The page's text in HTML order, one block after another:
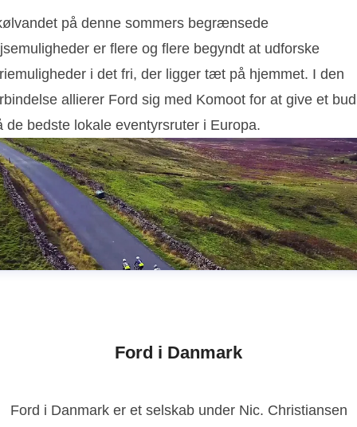
på denne sommers begrænsede
er flere og flere begyndt at udforske
i det fri, der ligger tæt på hjemmet. I den
allierer Ford sig med Komoot for at give et bud
de bedste lokale eventyrsruter i Europa.
Ford i Danmark
Ford i Danmark er et selskab under Nic. Christiansen